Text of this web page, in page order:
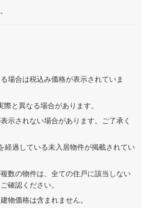
場合は税込み価格が表示されていま
と異なる場合があります。
示されない場合があります。ご了承く
経過している未入居物件が掲載されてい
数の物件は、全ての住戸に該当しない
確認ください。
物価格は含まれません。